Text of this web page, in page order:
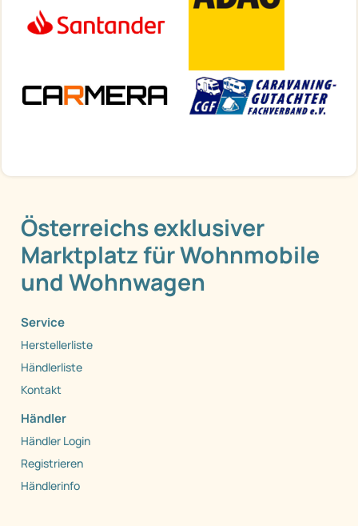
Österreichs exklusiver
Marktplatz für Wohnmobile
und Wohnwagen
Service
Herstellerliste
Händlerliste
Kontakt
Händler
Händler Login
Registrieren
Händlerinfo